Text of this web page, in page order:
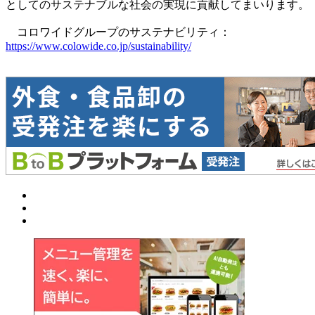
としてのサステナブルな社会の実現に貢献してまいります。
コロワイドグループのサステナビリティ：
https://www.colowide.co.jp/sustainability/